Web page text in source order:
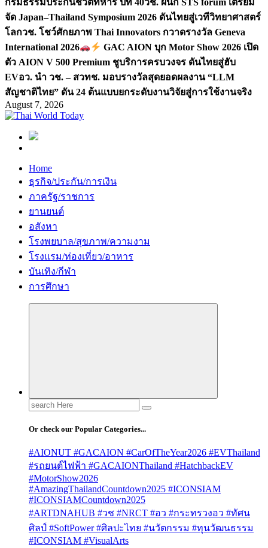
กรมธรรม์ประกันชีวิตทหาร ปีที่ 40วช. ผนึก STS forum เตรียม
จัด Japan–Thailand Symposium 2026 ดันไทยสู่เวทีวิทยาศาสตร์
โลกวช. โชว์ศักยภาพ Thai Innovators กวาดรางวัล Geneva
International 2026
GAC AION บุก Motor Show 2026 เปิด
ตัว AION V 500 Premium ชูบริการครบวงจร ดันไทยสู่ฮับ
EVอว. นำ วช. – สวทช. มอบรางวัลสุดยอดผลงาน “LLM
สัญชาติไทย” ดัน 24 ต้นแบบยกระดับงานวิจัยสู่การใช้งานจริง
August 7, 2026
Home
ธุรกิจ/ประกัน/การเงิน
ภาครัฐ/ราชการ
ยานยนต์
อสังหา
โรงพยบาล/สุขภาพ/ความงาม
โรงแรม/ท่องเที่ยว/อาหาร
บันเทิง/กีฬา
การศึกษา
Search
for:
Or check our Popular Categories...
#AIONUT #GACAION #CarOfTheYear2026 #EVThailand
#รถยนต์ไฟฟ้า #GACAIONThailand #HatchbackEV
#MotorShow2026
#AmazingThailandCountdown2025 #ICONSIAM
#ICONSIAMCountdown2025
#ARTDNAHUB #วช #NRCT #อว #กระทรวงอว #ทัศน
ศิลป์ #SoftPower #ศิลปะไทย #นวัตกรรม #ทุนวัฒนธรรม
#ICONSIAM #VisualArts